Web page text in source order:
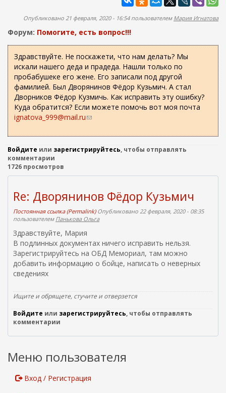
о
и
с
к
а
Опубликовано 21 февраля, 2020 - 16:54 пользователем Мария Игнатова
Форум: Помогите, есть вопрос!!!
Здравствуйте. Не поскажети, что нам делать? Мы
искали нашего деда и прадеда. Нашли только по
пробабушеке его жене. Его записали под другой
фамилией. Был Дворянинов Фёдор Кузьмич. А стал
Дворников Фёдор Кузмичь. Как исправить эту ошибку?
Куда обратится? Если можете помочь вот моя почта
ignatova_999@mail.ru(
с
ы
а
л
я
о
п
р
а
в
и
e
l
Войдите или зарегистрируйтесь, чтобы отправлять
комментарии
1726 просмотров
Re: Дворянинов Фёдор Кузьмич
Постоянная ссылка (Permalink)Опубликовано 22 февраля, 2020 - 08:35
пользователем Панькова Ольга
Здравствуйте, Мария
В подлинных документах ничего исправить нельзя.
Зарегистрируйтесь на ОБД Мемориал, там можно
добавить информацию о бойце, написать о неверных
сведениях
Ищите и обрящете, стучите и отверзется
Войдите или зарегистрируйтесь, чтобы отправлять
комментарии
Меню пользователя
Вход / Регистрация